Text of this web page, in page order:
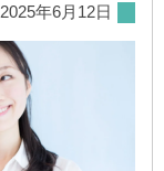
2025年6月12日